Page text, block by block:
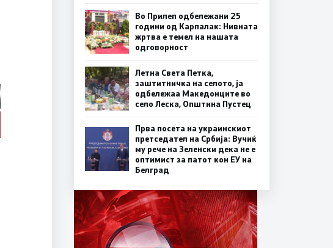
Во Прилеп одбележани 25
години од Карпалак: Нивната
жртва е темел на нашата
одговорност
Летна Света Петка,
заштитничка на селото, ја
одбележаа Македонците во
село Леска, Општина Пустец
Прва посета на украинскиот
претседател на Србија: Вучиќ
му рече на Зеленски дека не е
оптимист за патот кон ЕУ на
Белград